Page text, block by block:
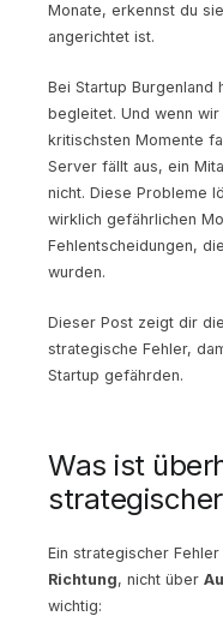
Monate, erkennst du
angerichtet ist.
Bei Startup
begleitet. Und wenn
kritischsten Momente
Server fällt aus, ein
nicht. Diese Probleme
wirklich gefährlichen
Fehlentscheidungen,
wurden.
Dieser Post zeigt dir
strategische Fehler,
Startup gefährden.
Was ist
Ein strategischer
Richtung, nicht über
wichtig: